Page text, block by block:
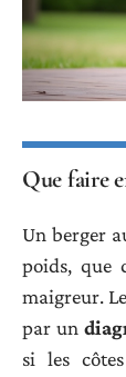
Que faire
Un berger
poids, que
maigreur.
par un
si les